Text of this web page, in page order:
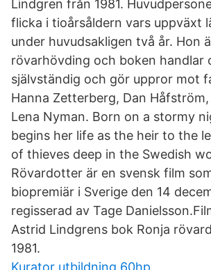
Lindgren från 1981.
flicka i tioårsåldern vars uppväxt
under huvudsakligen två år. Hon
rövarhövding och boken handlar
självständig och gör uppror mot
Hanna Zetterberg, Dan
Lena Nyman. Born on a stormy
begins her life as the heir to the
of thieves deep in the Swedish
Rövardotter är en svensk film
biopremiär i Sverige den 14
regisserad av Tage
Astrid Lindgrens bok Ronja
1981.
Kurator utbildning 60hp